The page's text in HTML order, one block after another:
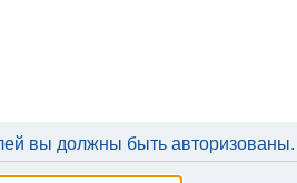
вы должны быть авторизованы.